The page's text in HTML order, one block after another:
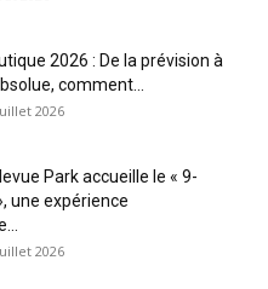
2026 : De la prévision à
comment...
2026
Park accueille le « 9-
une expérience
2026